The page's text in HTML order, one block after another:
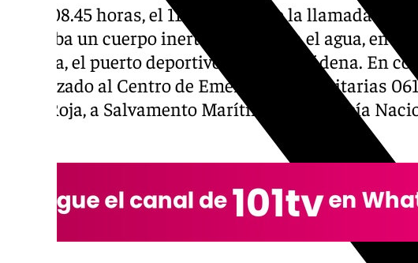
A las 08.45 horas, el 112 ha recibido la llamada de
divisaba un cuerpo inerte flotando en el agua, en
Marina, el puerto deportivo de Benalmádena. En
movilizado al Centro de Emergencias Sanitarias
Cruz Roja, a Salvamento Marítimo, a la Policía